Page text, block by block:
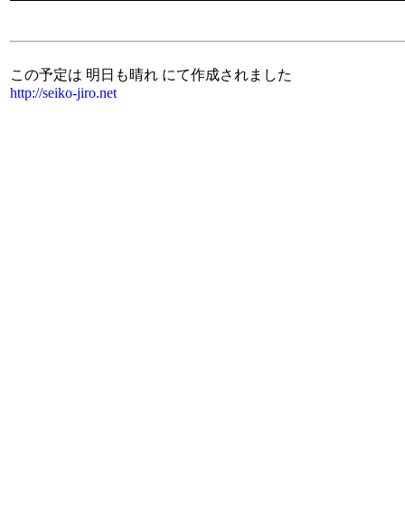
この予定は 明日も晴れ にて作成されました
http://seiko-jiro.net